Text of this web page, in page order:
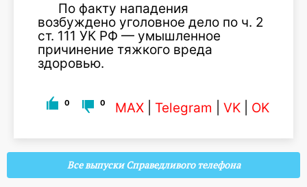
По факту нападения
возбуждено уголовное дело по ч. 2
ст. 111 УК РФ — умышленное
причинение тяжкого вреда
здоровью.
0 0 MAX Telegram VK OK
Все выпуски Справедливого телефона